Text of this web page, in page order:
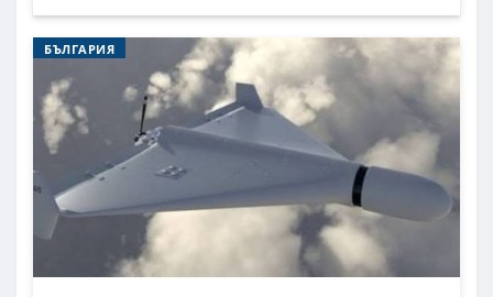
БЪЛГАРИЯ